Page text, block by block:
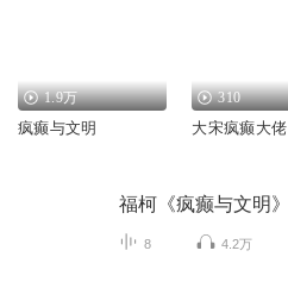
1.9万
疯癫与文明
310
大宋疯癫大佬
福柯《疯癫与文明》
8 4.2万